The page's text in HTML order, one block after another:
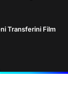
Transferini Film